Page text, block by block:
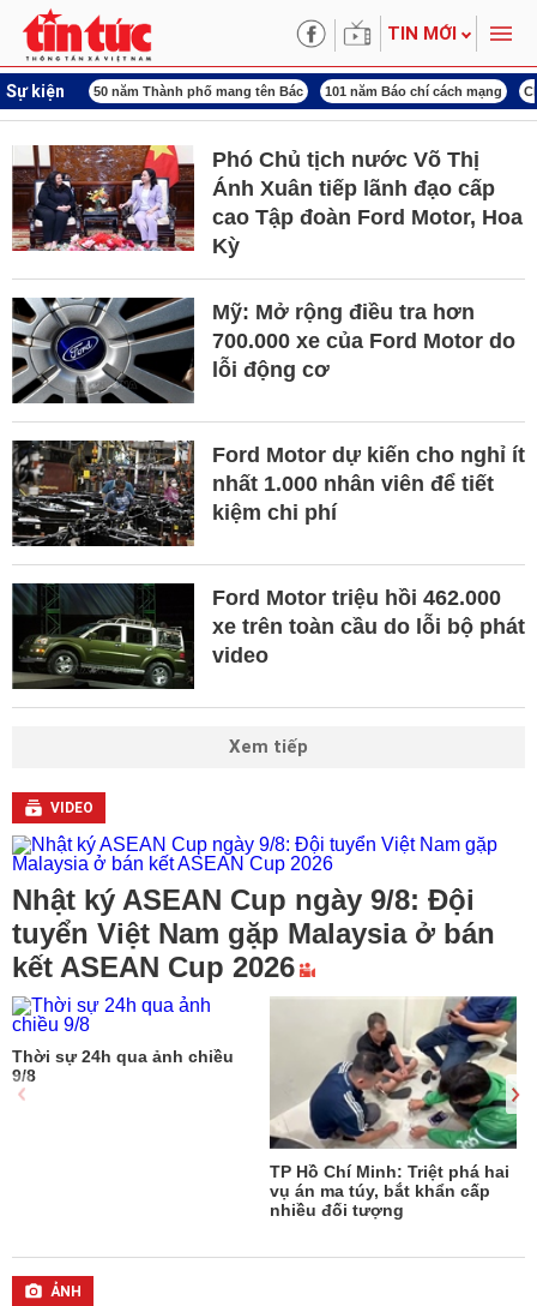
TIN MỚI
Sự kiện
ương 3 50 năm Thành phố mang tên Bác 101 năm Báo chí cách mạng
Phó Chủ tịch nước Võ Thị
Ánh Xuân tiếp lãnh đạo cấp
cao Tập đoàn Ford Motor, Hoa
Kỳ
Mỹ: Mở rộng điều tra hơn
700.000 xe của Ford Motor do
lỗi động cơ
Ford Motor dự kiến cho nghỉ ít
nhất 1.000 nhân viên để tiết
kiệm chi phí
Ford Motor triệu hồi 462.000
xe trên toàn cầu do lỗi bộ phát
video
Xem tiếp
VIDEO
Nhật ký ASEAN Cup ngày 9/8: Đội
tuyển Việt Nam gặp Malaysia ở bán
kết ASEAN Cup 2026
Thời sự 24h qua ảnh chiều
9/8
TP Hồ Chí Minh: Triệt phá hai
vụ án ma túy, bắt khẩn cấp
nhiều đối tượng
ẢNH